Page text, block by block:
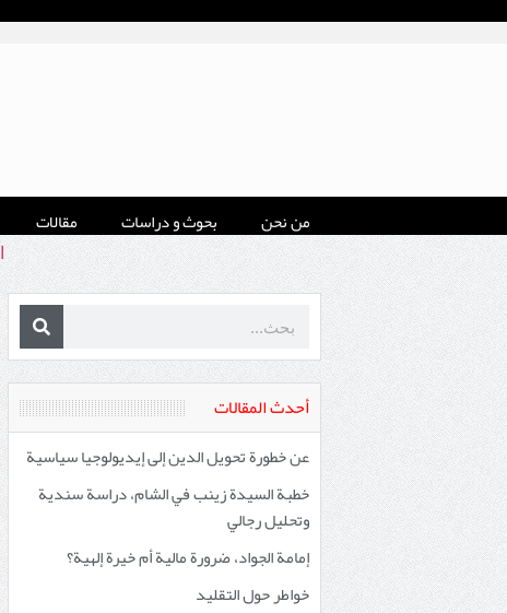
من نحن بحوث و دراسات مقالات
أحدث المقالات
عن خطورة تحويل الدين إلى إيديولوجيا سياسية
خطبة السيدة زينب في الشام، دراسة سندية
وتحليل رجالي
إمامة الجواد، ضرورة مالية أم خيرة إلهية؟
خواطر حول التقليد